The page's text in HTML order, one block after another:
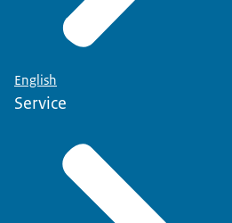
English
Service